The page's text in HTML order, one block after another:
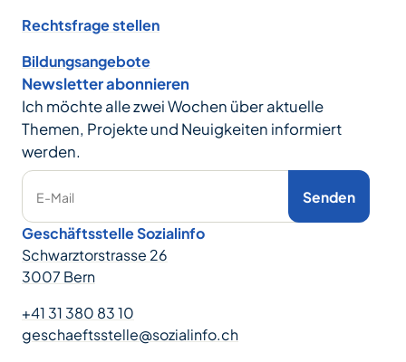
Rechtsfrage stellen
Bildungsangebote
Newsletter abonnieren
Ich möchte alle zwei Wochen über aktuelle
Themen, Projekte und Neuigkeiten informiert
werden.
E-Mail Senden
Geschäftsstelle Sozialinfo
Schwarztorstrasse 26
3007 Bern
+41 31 380 83 10
geschaeftsstelle@sozialinfo.ch